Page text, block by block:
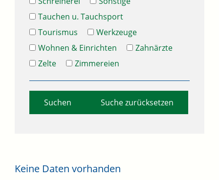
Tauchen u. Tauchsport
Tourismus
Werkzeuge
Wohnen & Einrichten
Zahnärzte
Zelte
Zimmereien
Suche zurücksetzen
Keine Daten vorhanden